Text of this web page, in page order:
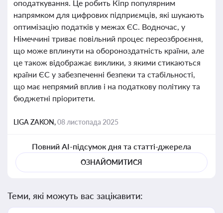
оподаткування. Це робить Кіпр популярним
напрямком для цифрових підприємців, які шукають
оптимізацію податків у межах ЄС. Водночас, у
Німеччині триває повільний процес переозброєння,
що може вплинути на обороноздатність країни, але
це також відображає виклики, з якими стикаються
країни ЄС у забезпеченні безпеки та стабільності,
що має непрямий вплив і на податкову політику та
бюджетні пріоритети.
LIGA ZAKON,08 листопада 2025
Повний AI-підсумок дня та статті-джерела
ОЗНАЙОМИТИСЯ
Теми, які можуть вас зацікавити: